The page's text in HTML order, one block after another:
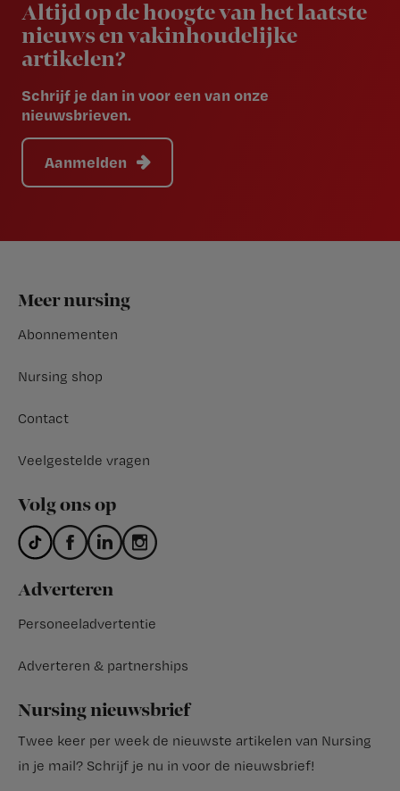
Altijd op de hoogte van het laatste
nieuws en vakinhoudelijke
artikelen?
Schrijf je dan in voor een van onze
nieuwsbrieven.
Aanmelden
Footer
Meer nursing
Abonnementen
Nursing shop
Contact
Veelgestelde vragen
Volg ons op
Adverteren
Personeeladvertentie
Adverteren & partnerships
Nursing nieuwsbrief
Twee keer per week de nieuwste artikelen van Nursing
in je mail? Schrijf je nu in voor de nieuwsbrief!